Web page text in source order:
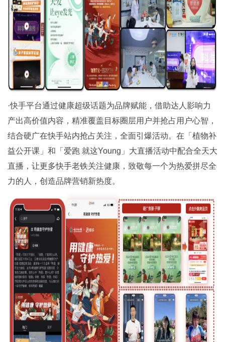
·快手平台通过健康超级话题为品牌赋能，借助达人影响力
产出高价值内容，精准覆盖目标圈层用户并抢占用户心智，
结合硬广在快手站内抢占关注，全面引爆活动。在「植物补
益公开课」和「爱跑 就这Young」大直播活动中配合全天大
直播，让更多快手老铁关注健康，致敬每一个为热爱拼尽全
力的人，创造品牌营销新热度。